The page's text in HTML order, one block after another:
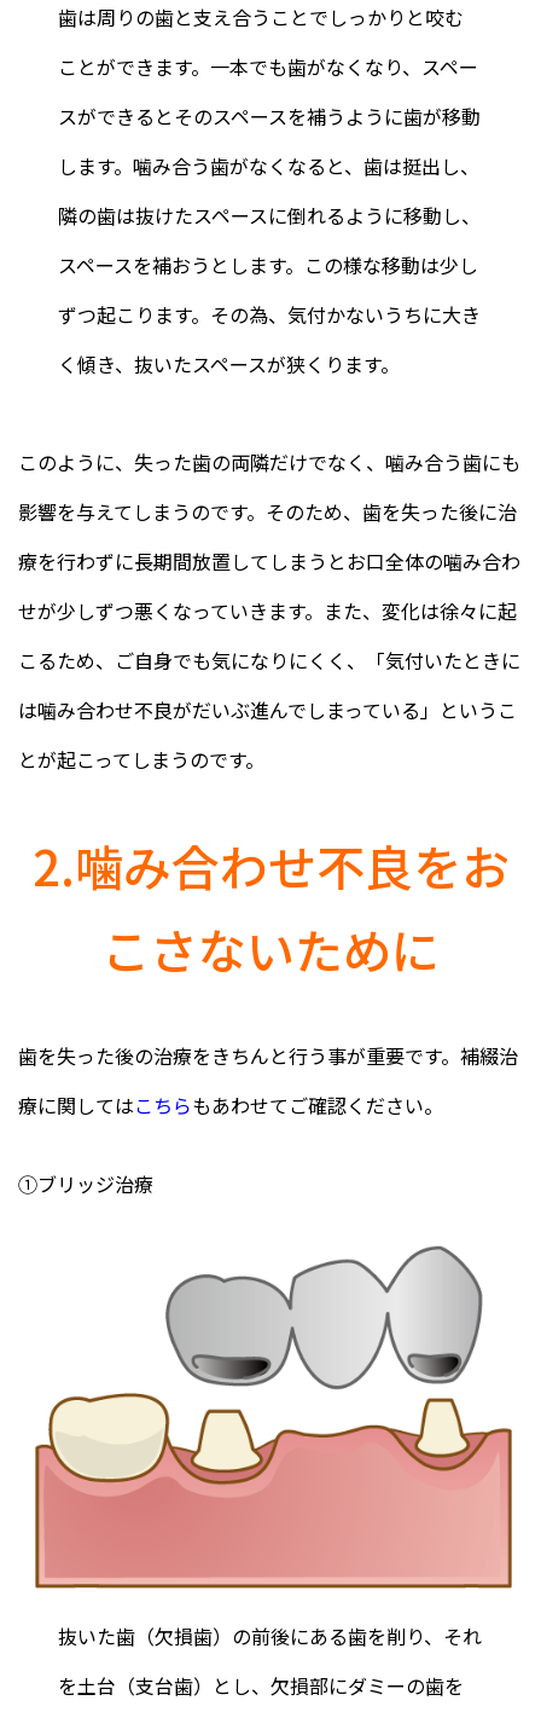
歯は周りの歯と支え合うことでしっかりと咬む
ことができます。一本でも歯がなくなり、スペー
スができるとそのスペースを補うように歯が移動
します。噛み合う歯がなくなると、歯は挺出し、
隣の歯は抜けたスペースに倒れるように移動し、
スペースを補おうとします。この様な移動は少し
ずつ起こります。その為、気付かないうちに大き
く傾き、抜いたスペースが狭くります。
このように、失った歯の両隣だけでなく、噛み合う歯にも
影響を与えてしまうのです。そのため、歯を失った後に治
療を行わずに長期間放置してしまうとお口全体の噛み合わ
せが少しずつ悪くなっていきます。また、変化は徐々に起
こるため、ご自身でも気になりにくく、「気付いたときに
は噛み合わせ不良がだいぶ進んでしまっている」というこ
とが起こってしまうのです。
2.噛み合わせ不良をお
こさないために
歯を失った後の治療をきちんと行う事が重要です。補綴治
療に関してはこちらもあわせてご確認ください。
①ブリッジ治療
抜いた歯（欠損歯）の前後にある歯を削り、それ
を土台（支台歯）とし、欠損部にダミーの歯を